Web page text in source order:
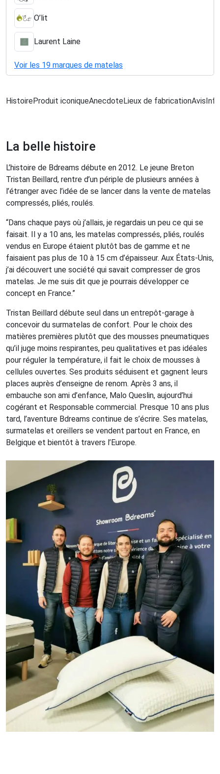
O’lit
Laurent Laine
Voir les 19 marques de matelas
HistoireProduit iconiqueAnecdoteLieux de fabricationAvis
La belle histoire
L’histoire de Bdreams débute en 2012. Le jeune Breton
Tristan Beillard, rentre d’un périple de plusieurs années à
l’étranger avec l’idée de se lancer dans la vente de matelas
compressés, pliés, roulés.
“Dans chaque pays où j’allais, je regardais un peu ce qui se
faisait. Il y a 10 ans, les matelas compressés, pliés, roulés
vendus en Europe étaient plutôt bas de gamme et ne
faisaient pas plus de 10 à 15 cm d’épaisseur. Aux États-Unis,
j’ai découvert une société qui savait compresser de gros
matelas. Je me suis dit que je pourrais développer ce
concept en France.”
Tristan Beillard débute seul dans un entrepôt-garage à
concevoir du surmatelas de confort. Pour le choix des
matières premières plutôt que des mousses pneumatiques
qu’il juge moins respirantes, peu qualitatives et pas idéales
pour réguler la température, il fait le choix de mousses à
cellules ouvertes. Ses produits séduisent et gagnent leurs
places auprès d’enseigne de renom. Après 3 ans, il
embauche son ami d’enfance, Malo Queslin, aujourd’hui
cogérant et Responsable commercial. Presque 10 ans plus
tard, l’aventure Bdreams continue de s’écrire. Ses matelas,
surmatelas et oreillers se vendent partout en France, en
Belgique et bientôt à travers l’Europe.